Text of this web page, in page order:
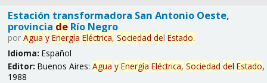
Estación transformadora San Antonio Oeste,
provincia deRío Negro
por Agua y Energía Eléctrica, Sociedad del Estado.
Idioma: Español
Editor: Buenos Aires: Agua y Energía Eléctrica, Sociedad del Estado,
1988